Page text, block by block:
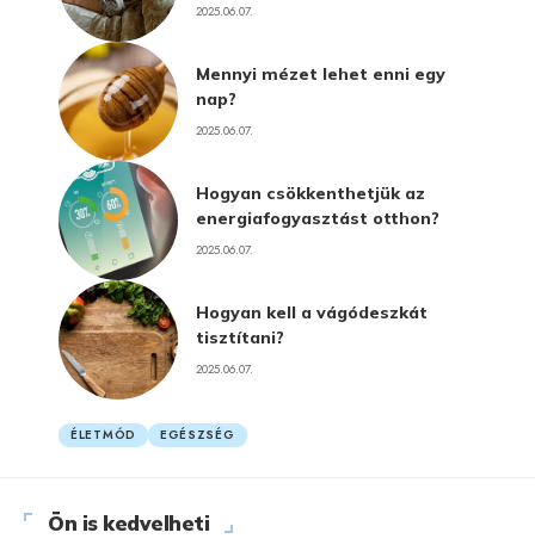
2025.06.07.
Mennyi mézet lehet enni egy
nap?
2025.06.07.
Hogyan csökkenthetjük az
energiafogyasztást otthon?
2025.06.07.
Hogyan kell a vágódeszkát
tisztítani?
2025.06.07.
ÉLETMÓD EGÉSZSÉG
Ön is kedvelheti